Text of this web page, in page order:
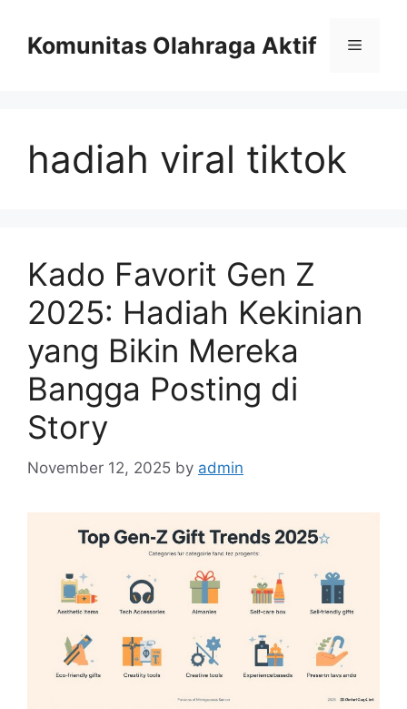
contentKomunitas Olahraga Aktif Menu
hadiah viral tiktok
Kado Favorit Gen Z
2025: Hadiah Kekinian
yang Bikin Mereka
Bangga Posting di
Story
November 12, 2025 by admin